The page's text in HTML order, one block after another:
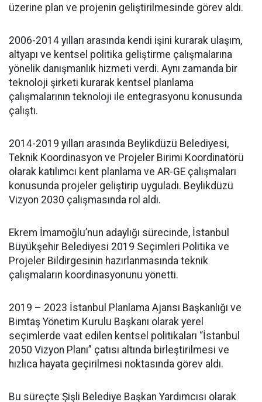
üzerine plan ve projenin geliştirilmesinde görev aldı.
2006-2014 yılları arasında kendi işini kurarak ulaşım,
altyapı ve kentsel politika geliştirme çalışmalarına
yönelik danışmanlık hizmeti verdi. Aynı zamanda bir
teknoloji şirketi kurarak kentsel planlama
çalışmalarının teknoloji ile entegrasyonu konusunda
çalıştı.
2014-2019 yılları arasında Beylikdüzü Belediyesi,
Teknik Koordinasyon ve Projeler Birimi Koordinatörü
olarak katılımcı kent planlama ve AR-GE çalışmaları
konusunda projeler geliştirip uyguladı. Beylikdüzü
Vizyon 2030 çalışmasında rol aldı.
Ekrem İmamoğlu’nun adaylığı sürecinde, İstanbul
Büyükşehir Belediyesi 2019 Seçimleri Politika ve
Projeler Bildirgesinin hazırlanmasında teknik
çalışmaların koordinasyonunu yönetti.
2019 – 2023 İstanbul Planlama Ajansı Başkanlığı ve
Bimtaş Yönetim Kurulu Başkanı olarak yerel
seçimlerde vaat edilen kentsel politikaları “İstanbul
2050 Vizyon Planı” çatısı altında birleştirilmesi ve
hızlıca hayata geçirilmesi noktasında görev aldı.
Bu süreçte Şişli Belediye Başkan Yardımcısı olarak